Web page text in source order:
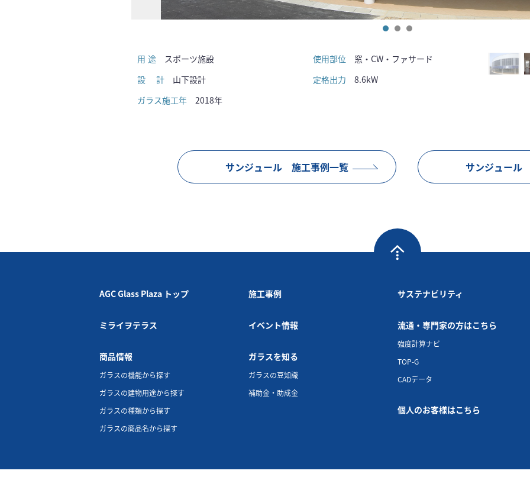
用途 スポーツ施設 使用部位
窓・CW・ファサード
設計
山下設計 定格出力
8.6kW
ガラス施工年
2018年
サンジュール 施工事例一覧 サンジュール
AGC Glass Plaza トップ
ミライヲテラス
商品情報
ガラスの機能から探す
ガラスの建物用途から探す
ガラスの種類から探す
ガラスの商品名から探す
施工事例
イベント情報
ガラスを知る
ガラスの豆知識
補助金・助成金
サステナビリティ
流通・専門家の方はこちら
強度計算ナビ
TOP-G
CADデータ
個人のお客様はこちら